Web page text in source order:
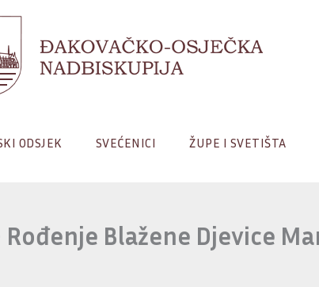
ODSJEK SVEĆENICI ŽUPE I SVETIŠTA
Blažene Djevice